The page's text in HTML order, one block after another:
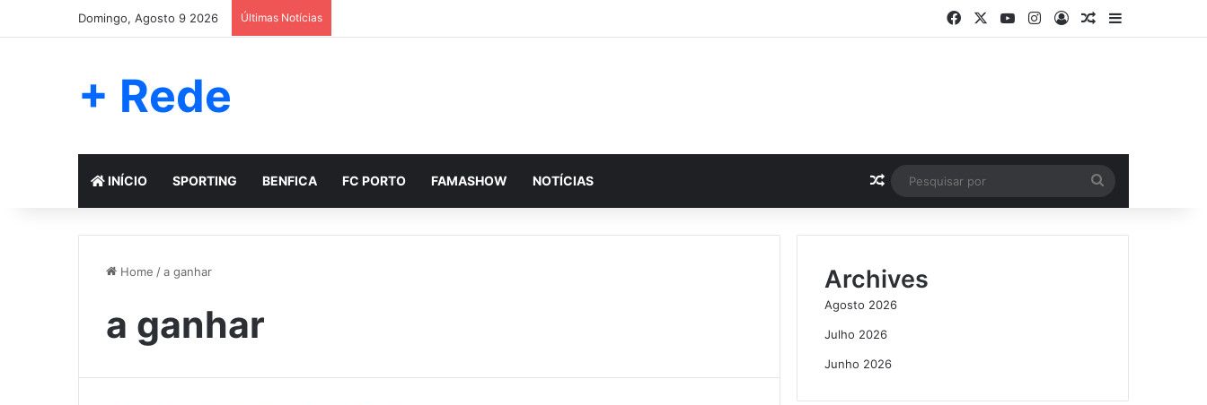
Domingo, Agosto 9 2026 Últimas Notícias FacebookYouTubeInstagram
Log InArtigo Aleatório
Sidebar
+ Rede
INÍCIO SPORTING BENFICA FC PORTO FAMASHOW NOTÍCIAS Artigo Aleatório
por
Home /a ganhar
a ganhar
Archives
Agosto 2026
Julho 2026
Junho 2026